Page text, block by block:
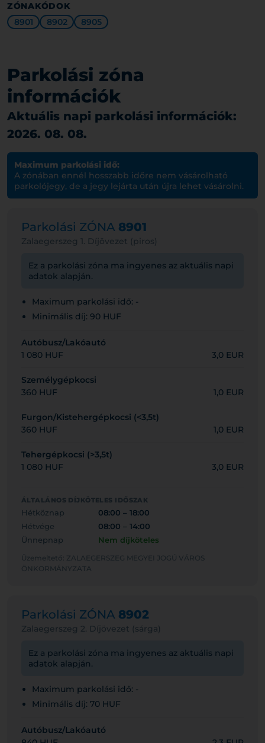
ZÓNAKÓDOK
8901
8902 8905
Parkolási zóna
információk
Aktuális napi parkolási információk:
2026. 08. 08.
Maximum parkolási idő:
A zónában ennél hosszabb időre nem vásárolható
parkolójegy, de a jegy lejárta után újra lehet vásárolni.
Parkolási ZÓNA 8901
Zalaegerszeg 1. Díjövezet (piros)
Ez a parkolási zóna ma ingyenes az aktuális napi
adatok alapján.
Maximum parkolási idő: -
Minimális díj: 90 HUF
Autóbusz/Lakóautó
1 080 HUF
3,0 EUR
Személygépkocsi
360 HUF
1,0 EUR
Furgon/Kistehergépkocsi (<3,5t)
360 HUF
1,0 EUR
Tehergépkocsi (>3,5t)
1 080 HUF
3,0 EUR
ÁLTALÁNOS DÍJKÖTELES IDŐSZAK
Hétköznap
08:00 – 18:00
Hétvége
08:00 – 14:00
Ünnepnap
Nem díjköteles
Üzemeltető: ZALAEGERSZEG MEGYEI JOGÚ VÁROS
ÖNKORMÁNYZATA
Parkolási ZÓNA 8902
Zalaegerszeg 2. Díjövezet (sárga)
Ez a parkolási zóna ma ingyenes az aktuális napi
adatok alapján.
Maximum parkolási idő: -
Minimális díj: 70 HUF
Autóbusz/Lakóautó